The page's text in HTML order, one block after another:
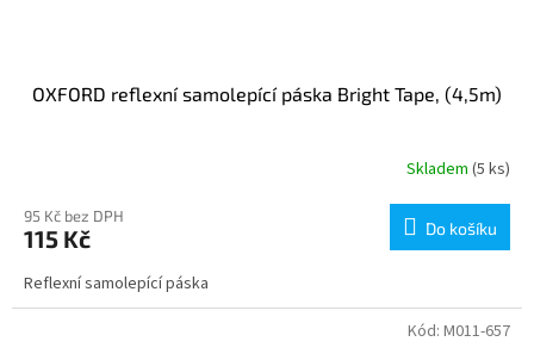
OXFORD reflexní samolepící páska Bright Tape, (4,5m)
Skladem (5 ks)
95 Kč bez DPH
115 Kč Do košíku
Reflexní samolepící páska
Kód: M011-657